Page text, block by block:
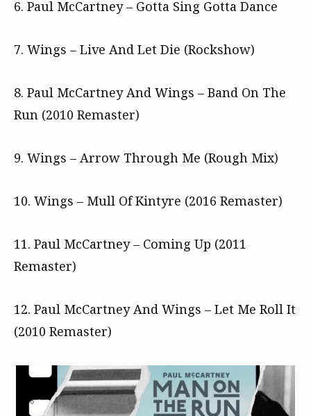
6. Paul McCartney – Gotta Sing Gotta Dance
7. Wings – Live And Let Die (Rockshow)
8. Paul McCartney And Wings – Band On The
Run (2010 Remaster)
9. Wings – Arrow Through Me (Rough Mix)
10. Wings – Mull Of Kintyre (2016 Remaster)
11. Paul McCartney – Coming Up (2011
Remaster)
12. Paul McCartney And Wings – Let Me Roll It
(2010 Remaster)